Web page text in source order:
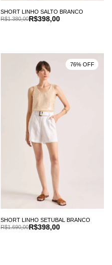
SHORT LINHO SALTO BRANCO
R$398,00
R$1.380,00
SHORT LINHO SETUBAL BRANCO
R$398,00
R$1.690,00
76% OFF